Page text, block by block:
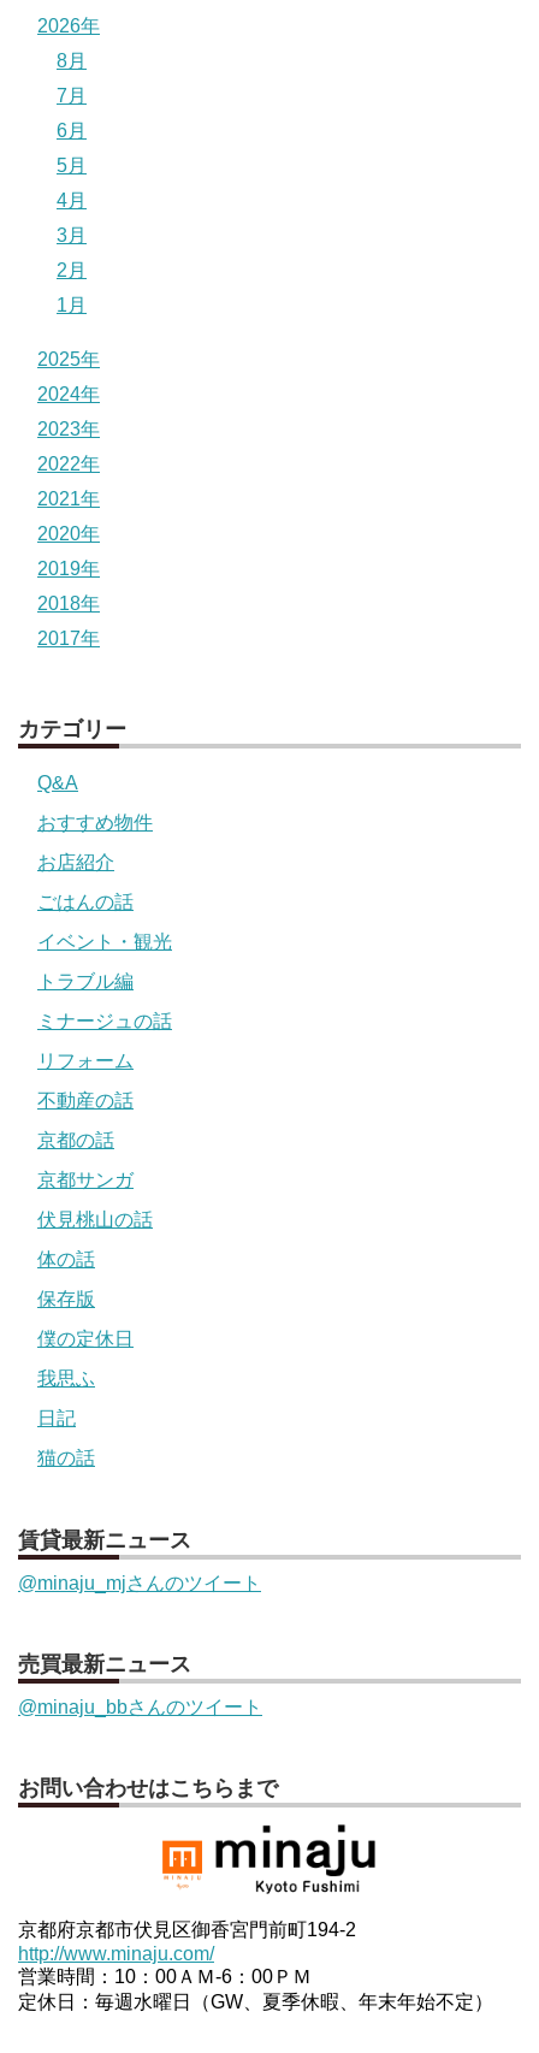
2026年
8月
7月
6月
5月
4月
3月
2月
1月
2025年
2024年
2023年
2022年
2021年
2020年
2019年
2018年
2017年
カテゴリー
Q&A
おすすめ物件
お店紹介
ごはんの話
イベント・観光
トラブル編
ミナージュの話
リフォーム
不動産の話
京都の話
京都サンガ
伏見桃山の話
体の話
保存版
僕の定休日
我思ふ
日記
猫の話
賃貸最新ニュース
@minaju_mjさんのツイート
売買最新ニュース
@minaju_bbさんのツイート
お問い合わせはこちらまで
京都府京都市伏見区御香宮門前町194-2
http://www.minaju.com/
営業時間：10：00ＡＭ-6：00ＰＭ
定休日：毎週水曜日（GW、夏季休暇、年末年始不定）